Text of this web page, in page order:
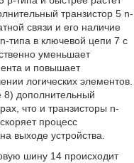
транзистор 5 n-
связи и его наличие
типа в ключевой цепи 7 с
уменьшает
и повышает
логических элементов.
дополнительный
что и транзисторы n-
процесс
выходе устройства.
шину 14 происходит